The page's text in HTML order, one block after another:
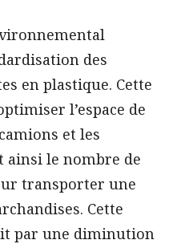
des
en plastique. Cette
l’espace de
et les
ainsi le nombre de
transporter une
Cette
par une diminution